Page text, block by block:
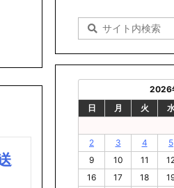
2026
日
月 火
2
3 4 5
9
10 11
16
17 18